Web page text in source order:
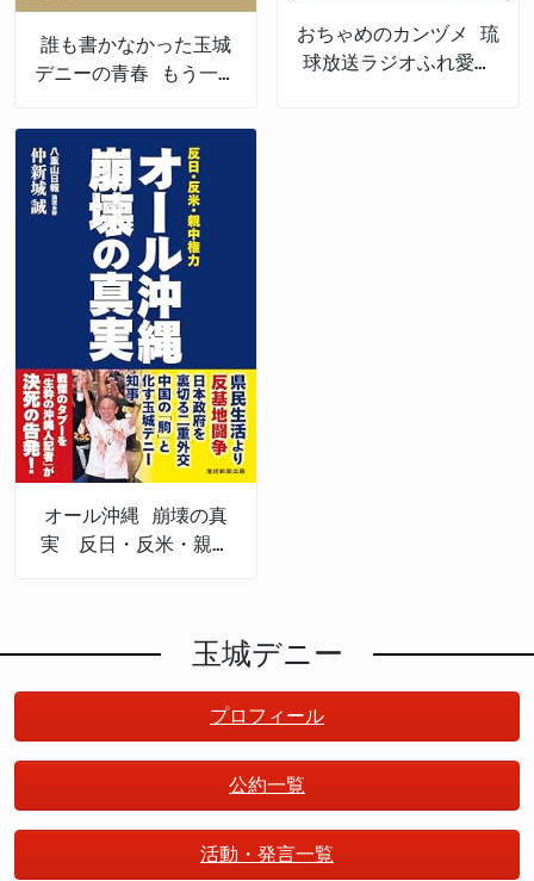
誰も書かなかった玉城
デニーの青春 もう一つ
おちゃめのカンヅメ 琉
球放送ラジオふれ愛パ
オール沖縄 崩壊の真
実 反日・反米・親中
玉城デニー
プロフィール
公約一覧
活動・発言一覧